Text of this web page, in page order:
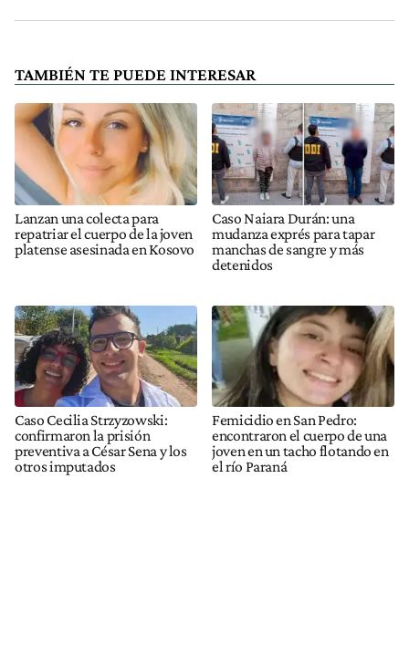
TAMBIÉN TE PUEDE INTERESAR
Lanzan una colecta para
repatriar el cuerpo de la joven
platense asesinada en Kosovo
Caso Naiara Durán: una
mudanza exprés para tapar
manchas de sangre y más
detenidos
Caso Cecilia Strzyzowski:
confirmaron la prisión
preventiva a César Sena y los
otros imputados
Femicidio en San Pedro:
encontraron el cuerpo de una
joven en un tacho flotando en
el río Paraná